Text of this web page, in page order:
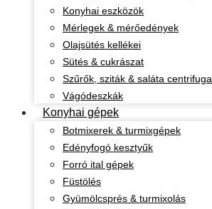
Konyhai eszközök
Mérlegek & mérőedények
Olajsütés kellékei
Sütés & cukrászat
Szűrők, sziták & saláta centrifuga
Vágódeszkák
Konyhai gépek
Botmixerek & turmixgépek
Edényfogó kesztyűk
Forró ital gépek
Füstölés
Gyümölcsprés & turmixolás